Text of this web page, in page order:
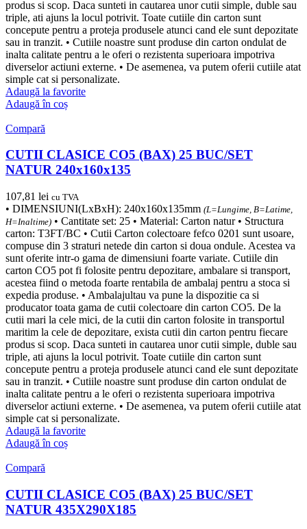
produs si scop. Daca sunteti in cautarea unor cutii simple, duble sau
triple, ati ajuns la locul potrivit. Toate cutiile din carton sunt
concepute pentru a proteja produsele atunci cand ele sunt depozitate
sau in tranzit. • Cutiile noastre sunt produse din carton ondulat de
inalta calitate pentru a le oferi o rezistenta superioara impotriva
diverselor actiuni externe. • De asemenea, va putem oferii cutiile atat
simple cat si personalizate.
Adaugă la favorite
Adaugă în coș
Compară
CUTII CLASICE CO5 (BAX) 25 BUC/SET
NATUR 240x160x135
107,81 lei cu TVA
• DIMENSIUNI(LxBxH): 240x160x135mm (L=Lungime, B=Latime,
H=Inaltime) • Cantitate set: 25 • Material: Carton natur • Structura
carton: T3FT/BC • Cutii Carton colectoare fefco 0201 sunt usoare,
compuse din 3 straturi netede din carton si doua ondule. Acestea va
sunt oferite intr-o gama de dimensiuni foarte variate. Cutiile din
carton CO5 pot fi folosite pentru depozitare, ambalare si transport,
acestea fiind o metoda foarte rentabila de ambalaj pentru a stoca si
expedia produse. • Ambalajultau va pune la dispozitie ca si
producator toata gama de cutii colectoare din carton CO5. De la
cutii mari la cele mici, de la cutii din carton folosite in transportul
maritim la cele de depozitare, exista cutii din carton pentru fiecare
produs si scop. Daca sunteti in cautarea unor cutii simple, duble sau
triple, ati ajuns la locul potrivit. Toate cutiile din carton sunt
concepute pentru a proteja produsele atunci cand ele sunt depozitate
sau in tranzit. • Cutiile noastre sunt produse din carton ondulat de
inalta calitate pentru a le oferi o rezistenta superioara impotriva
diverselor actiuni externe. • De asemenea, va putem oferii cutiile atat
simple cat si personalizate.
Adaugă la favorite
Adaugă în coș
Compară
CUTII CLASICE CO5 (BAX) 25 BUC/SET
NATUR 435X290X185